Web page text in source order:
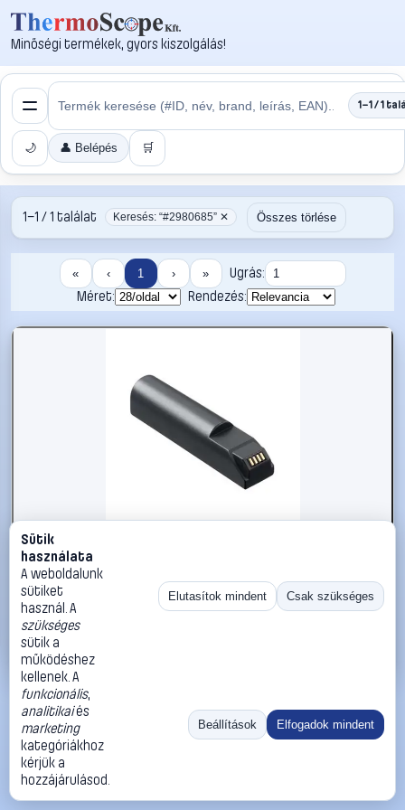
Minőségi termékek, gyors kiszolgálás!
1–1 / 1
🌙 👤 Belépés 🛒
1–1 / 1 találat Keresés: “#2980685” ✕ Összes törlése
« ‹ 1 › »
Ugrás:
Méret:
Rendezés:
#2980685
Leuze Electronic Tartalék akkumulátor
Leuze Electronic Kézi szkenner akkuk
64 990 Ft
Kosárba
«
Méret:
Rendezés:
©2026
ThermoScope
Cégbemutató
Sütik
használata
A weboldalunk
sütiket
használ. A
szükséges
sütik a
működéshez
kellenek. A
funkcionális,
analitikaiés
marketing
kategóriákhoz
kérjük a
hozzájárulásod.
Elutasítok mindent Csak szükséges
Beállítások Elfogadok mindent